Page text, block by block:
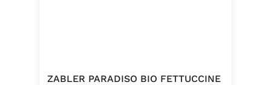
ZABLER PARADISO BIO FETTUCCINE